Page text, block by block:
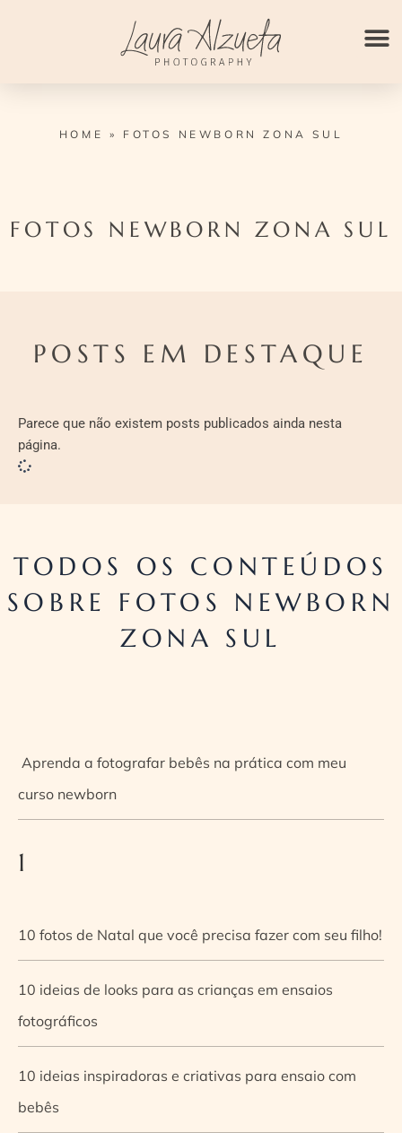
HOME » FOTOS NEWBORN ZONA SUL
FOTOS NEWBORN ZONA SUL
POSTS EM DESTAQUE
Parece que não existem posts publicados ainda nesta
página.
TODOS OS CONTEÚDOS
SOBRE FOTOS NEWBORN
ZONA SUL
Aprenda a fotografar bebês na prática com meu
curso newborn
1
10 fotos de Natal que você precisa fazer com seu filho!
10 ideias de looks para as crianças em ensaios
fotográficos
10 ideias inspiradoras e criativas para ensaio com
bebês